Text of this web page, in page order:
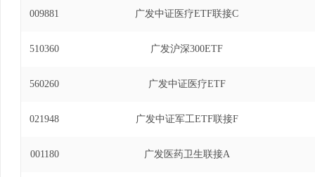
009881 广发中证医疗ETF联接C
510360 广发沪深300ETF
560260 广发中证医疗ETF
021948 广发中证军工ETF联接F
001180 广发医药卫生联接A